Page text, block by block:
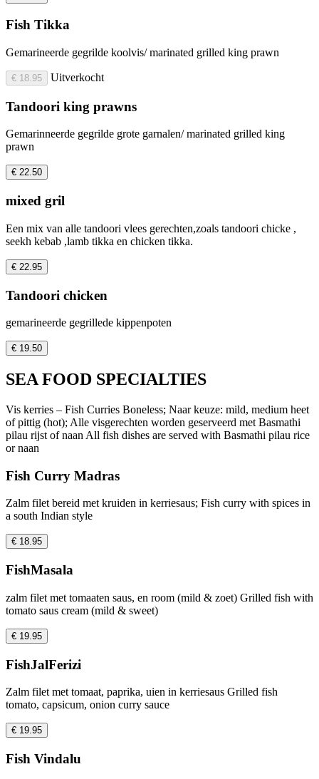
Fish Tikka
Gemarineerde gegrilde koolvis/ marinated grilled king prawn
€ 18.95 Uitverkocht
Tandoori king prawns
Gemarinneerde gegrilde grote garnalen/ marinated grilled king
prawn
€ 22.50
mixed gril
Een mix van alle tandoori vlees gerechten,zoals tandoori chicke ,
seekh kebab ,lamb tikka en chicken tikka.
€ 22.95
Tandoori chicken
gemarineerde gegrillede kippenpoten
€ 19.50
SEA FOOD SPECIALTIES
Vis kerries – Fish Curries Boneless; Naar keuze: mild, medium heet
of pittig (hot); Alle visgerechten worden geserveerd met Basmathi
pilau rijst of naan All fish dishes are served with Basmathi pilau rice
or naan
Fish Curry Madras
Zalm filet bereid met kruiden in kerriesaus; Fish curry with spices in
a south Indian style
€ 18.95
FishMasala
zalm filet met tomaaten saus, en room (mild & zoet) Grilled fish with
tomato saus cream (mild & sweet)
€ 19.95
FishJalFerizi
Zalm filet met tomaat, paprika, uien in kerriesaus Grilled fish
tomato, capsicum, onion curry sauce
€ 19.95
Fish Vindalu